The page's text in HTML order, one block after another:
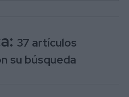
37 artículos
su búsqueda